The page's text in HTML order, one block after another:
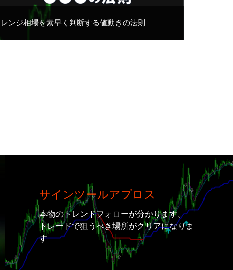
レンジ相場を素早く判断する値動きの法則
サインツールアプロス
本物のトレンドフォローが分かります。
トレードで狙うべき場所がクリアになりま
す